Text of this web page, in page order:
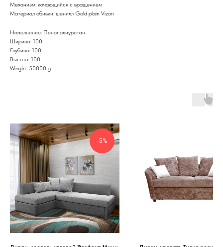
Механизм: качающийся с вращением
Материал обивки: шенилл Gold plain Vizon
Наполнение: Пенополиуретан
Ширина: 100
Глубина: 100
Высота: 100
Weight: 50000 g
-5%